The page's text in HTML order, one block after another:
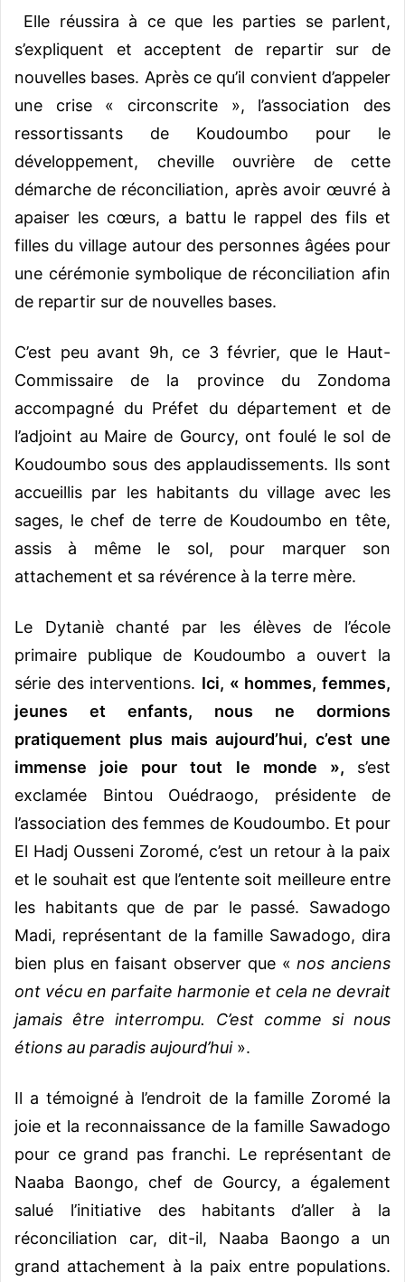
Elle réussira à ce que les parties se parlent,
s’expliquent et acceptent de repartir sur de
nouvelles bases. Après ce qu’il convient d’appeler
une crise « circonscrite », l’association des
ressortissants de Koudoumbo pour le
développement, cheville ouvrière de cette
démarche de réconciliation, après avoir œuvré à
apaiser les cœurs, a battu le rappel des fils et
filles du village autour des personnes âgées pour
une cérémonie symbolique de réconciliation afin
de repartir sur de nouvelles bases.
C’est peu avant 9h, ce 3 février, que le Haut-
Commissaire de la province du Zondoma
accompagné du Préfet du département et de
l’adjoint au Maire de Gourcy, ont foulé le sol de
Koudoumbo sous des applaudissements. Ils sont
accueillis par les habitants du village avec les
sages, le chef de terre de Koudoumbo en tête,
assis à même le sol, pour marquer son
attachement et sa révérence à la terre mère.
Le Dytaniè chanté par les élèves de l’école
primaire publique de Koudoumbo a ouvert la
série des interventions. Ici, « hommes, femmes,
jeunes et enfants, nous ne dormions
pratiquement plus mais aujourd’hui, c’est une
immense joie pour tout le monde », s’est
exclamée Bintou Ouédraogo, présidente de
l’association des femmes de Koudoumbo. Et pour
El Hadj Ousseni Zoromé, c’est un retour à la paix
et le souhait est que l’entente soit meilleure entre
les habitants que de par le passé. Sawadogo
Madi, représentant de la famille Sawadogo, dira
bien plus en faisant observer que «nos anciens
ont vécu en parfaite harmonie et cela ne devrait
jamais être interrompu. C’est comme si nous
étions au paradis aujourd’hui».
Il a témoigné à l’endroit de la famille Zoromé la
joie et la reconnaissance de la famille Sawadogo
pour ce grand pas franchi. Le représentant de
Naaba Baongo, chef de Gourcy, a également
salué l’initiative des habitants d’aller à la
réconciliation car, dit-il, Naaba Baongo a un
grand attachement à la paix entre populations.